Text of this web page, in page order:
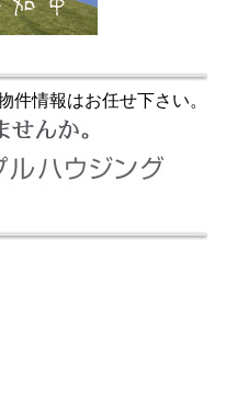
情報はお任せ下さい。